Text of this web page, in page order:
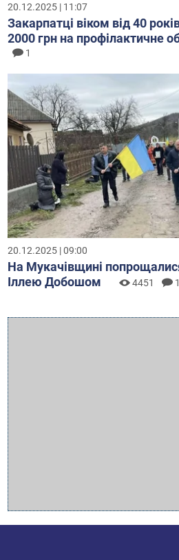
20.12.2025 | 11:07
Закарпатці віком від 40
2000 грн на профілактичне
1
20.12.2025 | 09:00
На Мукачівщині
Іллею Добошом
4451 1